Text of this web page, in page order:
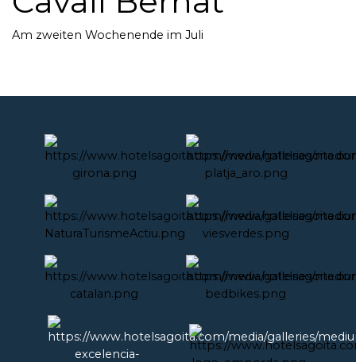
Am zweiten Wochenende im Juli